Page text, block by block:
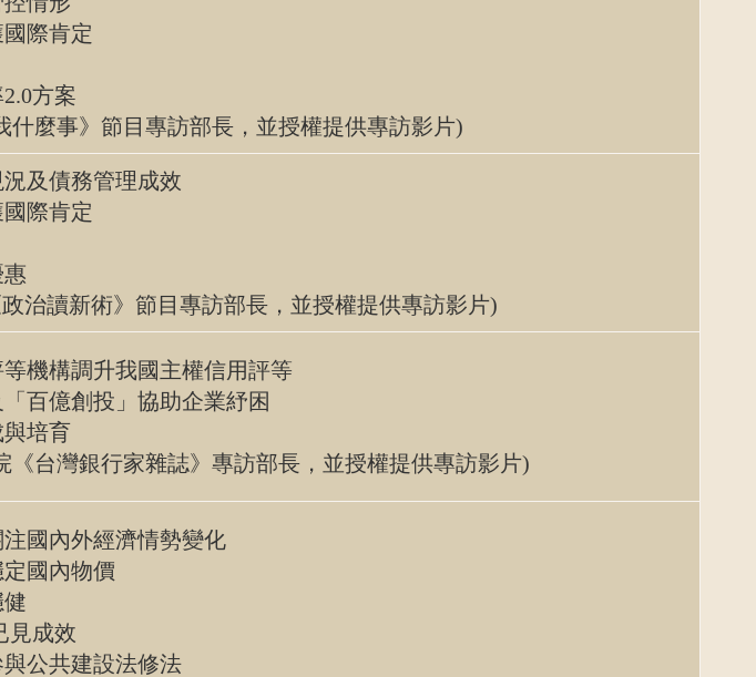
際肯定
方案
什麼事》節目專訪部長，並授權提供專訪影片)
及債務管理成效
際肯定
治讀新術》節目專訪部長，並授權提供專訪影片)
機構調升我國主權信用評等
「百億創投」協助企業紓困
培育
《台灣銀行家雜誌》專訪部長，並授權提供專訪影片)
國內外經濟情勢變化
國內物價
見成效
公共建設法修法